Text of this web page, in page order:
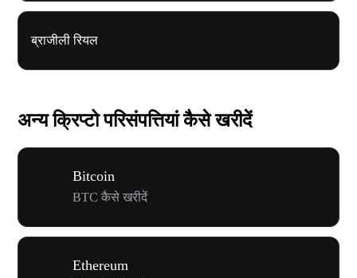
ब्राजीली रियल
अन्य क्रिप्टो परिसंपत्तियां कैसे खरीदें
Bitcoin
BTC कैसे खरीदें
Ethereum